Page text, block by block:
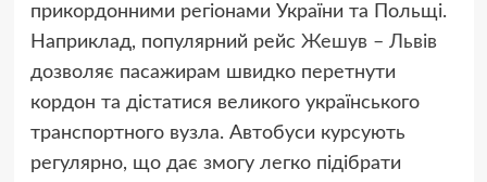
прикордонними регіонами України та Польщі.
Наприклад, популярний рейс Жешув – Львів
дозволяє пасажирам швидко перетнути
кордон та дістатися великого українського
транспортного вузла. Автобуси курсують
регулярно, що дає змогу легко підібрати